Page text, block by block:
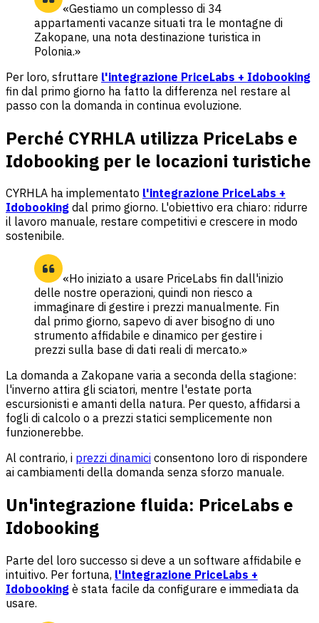
«Gestiamo un complesso di 34
appartamenti vacanze situati tra le montagne di
Zakopane, una nota destinazione turistica in
Polonia.»
Per loro, sfruttare l'integrazione PriceLabs + Idobooking
fin dal primo giorno ha fatto la differenza nel restare al
passo con la domanda in continua evoluzione.
Perché CYRHLA utilizza PriceLabs e
Idobooking per le locazioni turistiche
CYRHLA ha implementato l'integrazione PriceLabs +
Idobooking dal primo giorno. L'obiettivo era chiaro: ridurre
il lavoro manuale, restare competitivi e crescere in modo
sostenibile.
«Ho iniziato a usare PriceLabs fin dall'inizio
delle nostre operazioni, quindi non riesco a
immaginare di gestire i prezzi manualmente. Fin
dal primo giorno, sapevo di aver bisogno di uno
strumento affidabile e dinamico per gestire i
prezzi sulla base di dati reali di mercato.»
La domanda a Zakopane varia a seconda della stagione:
l'inverno attira gli sciatori, mentre l'estate porta
escursionisti e amanti della natura. Per questo, affidarsi a
fogli di calcolo o a prezzi statici semplicemente non
funzionerebbe.
Al contrario, i prezzi dinamici consentono loro di rispondere
ai cambiamenti della domanda senza sforzo manuale.
Un'integrazione fluida: PriceLabs e
Idobooking
Parte del loro successo si deve a un software affidabile e
intuitivo. Per fortuna, l'integrazione PriceLabs +
Idobooking è stata facile da configurare e immediata da
usare.